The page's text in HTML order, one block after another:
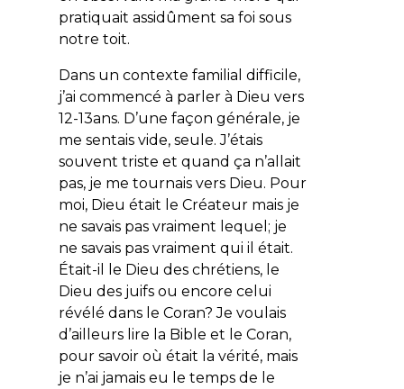
pratiquait assidûment sa foi sous
notre toit.
Dans un contexte familial difficile,
j’ai commencé à parler à Dieu vers
12-13ans. D’une façon générale, je
me sentais vide, seule. J’étais
souvent triste et quand ça n’allait
pas, je me tournais vers Dieu. Pour
moi, Dieu était le Créateur mais je
ne savais pas vraiment lequel; je
ne savais pas vraiment qui il était.
Était-il le Dieu des chrétiens, le
Dieu des juifs ou encore celui
révélé dans le Coran? Je voulais
d’ailleurs lire la Bible et le Coran,
pour savoir où était la vérité, mais
je n’ai jamais eu le temps de le